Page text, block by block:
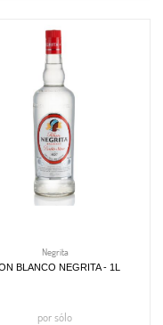
Negrita
BLANCO NEGRITA - 1L
por sólo